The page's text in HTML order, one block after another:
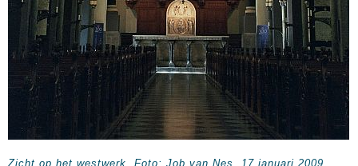
Zicht op het westwerk Foto: Job van Nes, 17 januari 2009